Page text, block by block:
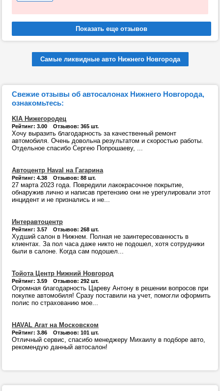
Самые ликвидные авто Нижнего Новгорода
Свежие отзывы об автосалонах Нижнего Новгорода,
ознакомьтесь:
KIA Нижегородец
Рейтинг: 3.00 Отзывов: 365 шт.
Хочу выразить благодарность за качественный ремонт
автомобиля. Очень довольна результатом и скоростью работы.
Отдельное спасибо Сергею Попрошаеву, ...
Автоцентр Haval на Гагарина
Рейтинг: 4.38 Отзывов: 88 шт.
27 марта 2023 года. Повредили лакокрасочное покрытие,
обнаружив лично и написав претензию они не урегулировали этот
инцидент и не признались и не...
Интеравтоцентр
Рейтинг: 3.57 Отзывов: 268 шт.
Худший салон в Нижнем. Полная не заинтересованность в
клиентах. За пол часа даже никто не подошел, хотя сотрудники
были в салоне. Когда сам подошел...
Тойота Центр Нижний Новгород
Рейтинг: 3.59 Отзывов: 292 шт.
Огромная благодарность Цареву Антону в решении вопросов при
покупке автомобиля! Сразу поставили на учет, помогли оформить
полис по страхованию мое...
HAVAL Агат на Московском
Рейтинг: 3.86 Отзывов: 101 шт.
Отличный сервис, спасибо менеджеру Михаилу в подборе авто,
рекомендую данный автосалон!